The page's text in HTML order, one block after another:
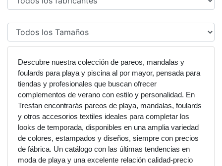
Descubre nuestra colección de pareos, mandalas y
foulards para playa y piscina al por mayor, pensada para
tiendas y profesionales que buscan ofrecer
complementos de verano con estilo y personalidad. En
Tresfan encontrarás pareos de playa, mandalas, foulards
y otros accesorios textiles ideales para completar los
looks de temporada, disponibles en una amplia variedad
de colores, estampados y diseños, siempre con precios
de fábrica. Un catálogo con las últimas tendencias en
moda de playa y una excelente relación calidad-precio